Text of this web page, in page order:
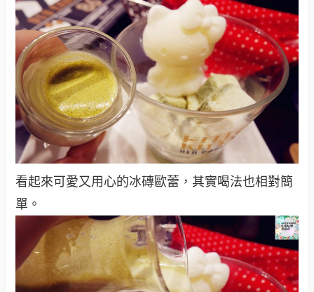
看起來可愛又用心的冰磚歐蕾，其實喝法也相對簡
單。